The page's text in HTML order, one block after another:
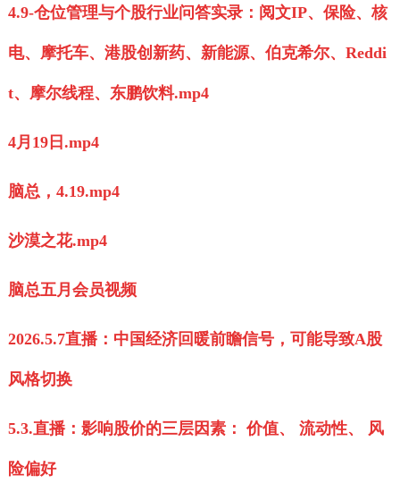
4.9-仓位管理与个股行业问答实录：阅文IP、保险、核
电、摩托车、港股创新药、新能源、伯克希尔、Reddi
t、摩尔线程、东鹏饮料.mp4
4月19日.mp4
脑总，4.19.mp4
沙漠之花.mp4
脑总五月会员视频
2026.5.7直播：中国经济回暖前瞻信号，可能导致A股
风格切换
5.3.直播：影响股价的三层因素： 价值、 流动性、 风
险偏好